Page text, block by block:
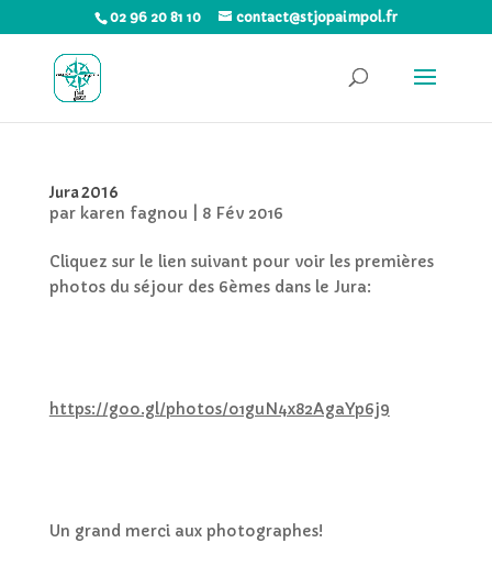
02 96 20 81 10 contact@stjopaimpol.fr
Jura 2016
par karen fagnou 8 Fév 2016
Cliquez sur le lien suivant pour voir les premières
photos du séjour des 6èmes dans le Jura:
https://goo.gl/photos/o1guN4x82AgaYp6j9
Un grand merci aux photographes!